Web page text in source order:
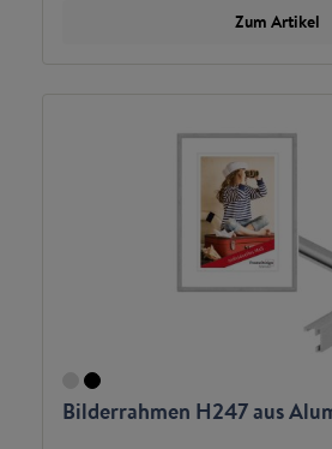
Zum Artikel
Bilderrahmen H247 aus